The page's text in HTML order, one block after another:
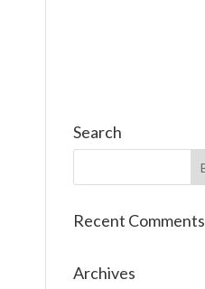
Search
Recent Comments
Archives